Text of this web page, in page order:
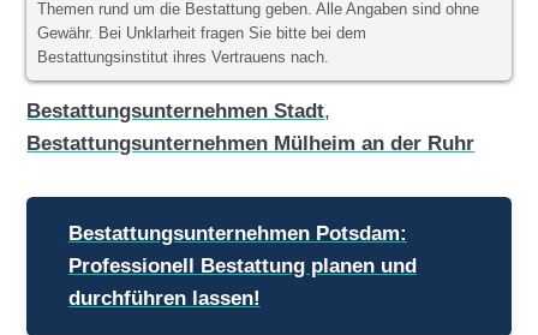
Themen rund um die Bestattung geben. Alle Angaben sind ohne
Gewähr. Bei Unklarheit fragen Sie bitte bei dem
Bestattungsinstitut ihres Vertrauens nach.
Bestattungsunternehmen Stadt,
Bestattungsunternehmen Mülheim an der Ruhr
Beitragsnavigation
Bestattungsunternehmen Potsdam:
Professionell Bestattung planen und
durchführen lassen!